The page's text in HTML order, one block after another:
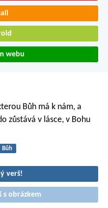
webu
Bůh má k nám, a
zůstává v lásce, v Bohu
Bůh
verš!
s obrázkem